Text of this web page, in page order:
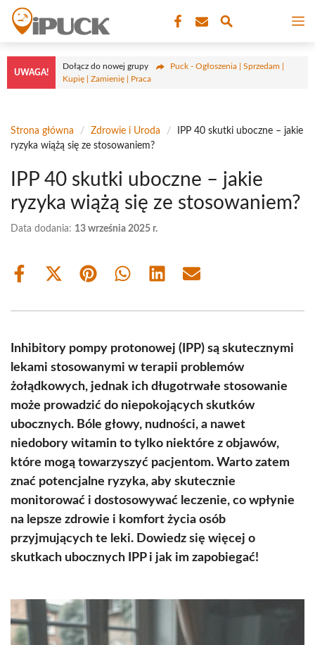
Przejdź
treści
UWAGA!
Dołącz do nowej grupy
Puck - Ogłoszenia | Sprzedam |
Kupię | Zamienię | Praca
Strona główna / Zdrowie i Uroda /
IPP 40 skutki uboczne – jakie
ryzyka wiążą się ze stosowaniem?
IPP 40 skutki uboczne – jakie
ryzyka wiążą się ze stosowaniem?
Data dodania: 13 września 2025 r.
Share
Share
(Twitter)
Share Share Share Share
Inhibitory pompy protonowej (IPP) są skutecznymi
lekami stosowanymi w terapii problemów
żołądkowych, jednak ich długotrwałe stosowanie
może prowadzić do niepokojących skutków
ubocznych. Bóle głowy, nudności, a nawet
niedobory witamin to tylko niektóre z objawów,
które mogą towarzyszyć pacjentom. Warto zatem
znać potencjalne ryzyka, aby skutecznie
monitorować i dostosowywać leczenie, co wpłynie
na lepsze zdrowie i komfort życia osób
przyjmujących te leki. Dowiedz się więcej o
skutkach ubocznych IPP i jak im zapobiegać!